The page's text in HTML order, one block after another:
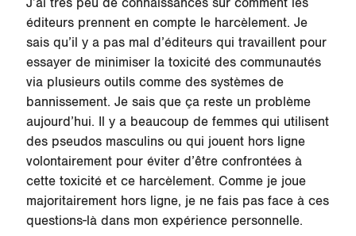
J’ai très peu de connaissances sur comment les
éditeurs prennent en compte le harcèlement. Je
sais qu’il y a pas mal d’éditeurs qui travaillent pour
essayer de minimiser la toxicité des communautés
via plusieurs outils comme des systèmes de
bannissement. Je sais que ça reste un problème
aujourd’hui. Il y a beaucoup de femmes qui utilisent
des pseudos masculins ou qui jouent hors ligne
volontairement pour éviter d’être confrontées à
cette toxicité et ce harcèlement. Comme je joue
majoritairement hors ligne, je ne fais pas face à ces
questions-là dans mon expérience personnelle.